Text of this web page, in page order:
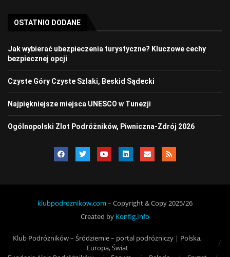
OSTATNIO DODANE
Jak wybierać ubezpieczenia turystyczne? Kluczowe cechy
bezpiecznej opcji
Czyste Góry Czyste Szlaki, Beskid Sądecki
Najpiękniejsze miejsca UNESCO w Tunezji
Ogólnopolski Zlot Podróżników, Piwniczna-Zdrój 2026
klubpodroznikow.com – Copyright & Copy 2025/26
Created by Konfig.Info
Klub Podróżników – Śródziemie – portal podróżniczy | Polska,
Europa, Świat